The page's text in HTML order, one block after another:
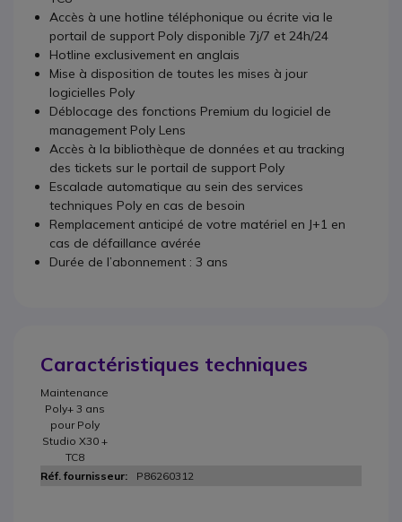
Accès à une hotline téléphonique ou écrite via le
portail de support Poly disponible 7j/7 et 24h/24
Hotline exclusivement en anglais
Mise à disposition de toutes les mises à jour
logicielles Poly
Déblocage des fonctions Premium du logiciel de
management Poly Lens
Accès à la bibliothèque de données et au tracking
des tickets sur le portail de support Poly
Escalade automatique au sein des services
techniques Poly en cas de besoin
Remplacement anticipé de votre matériel en J+1 en
cas de défaillance avérée
Durée de l’abonnement : 3 ans
Caractéristiques techniques
Maintenance
Poly+ 3 ans
pour Poly
Studio X30 +
TC8
P86260312